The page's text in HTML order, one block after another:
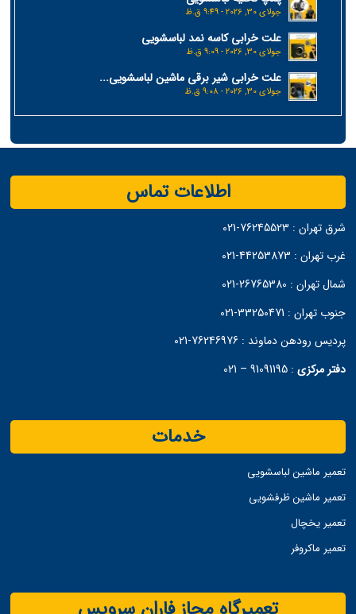
جولای 30, 2026 - 9:49 ق.ظ
علت خرابی کاسه نمد لباسشویی
جولای 30, 2026 - 9:09 ق.ظ
علت خرابی شیر برقی ماشین لباسشویی...
جولای 30, 2026 - 9:08 ق.ظ
اطلاعات تماس
شرق تهران : 76245523-021
غرب تهران : 44253873-021
شمال تهران :
جنوب تهران : 33250471-021
پردیس رودهن دماوند :76246976-021
دفتر مرکزی :
91091195 – 021
خدمات
تعمیر ماشین لباسشویی
تعمیر ماشین ظرفشویی
تعمیر یخچال
تعمیر ماکروفر